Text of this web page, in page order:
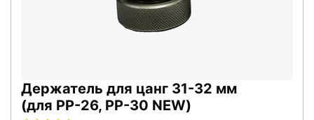
Держатель для цанг 31-32 мм
(для PP-26, PP-30 NEW)